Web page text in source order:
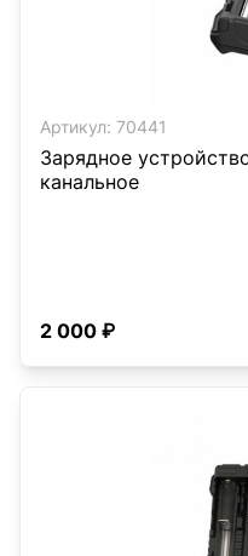
Артикул: 70441
Зарядное
канальное
2 000 ₽